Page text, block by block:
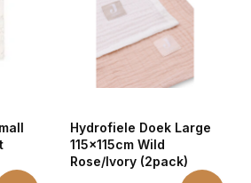
Hydrofiele Doek Large
115x115cm Wild
Rose/Ivory (2pack)